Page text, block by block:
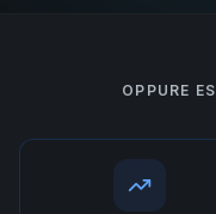
OPPURE